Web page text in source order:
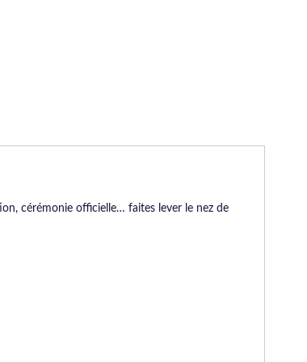
cérémonie officielle… faites lever le nez de